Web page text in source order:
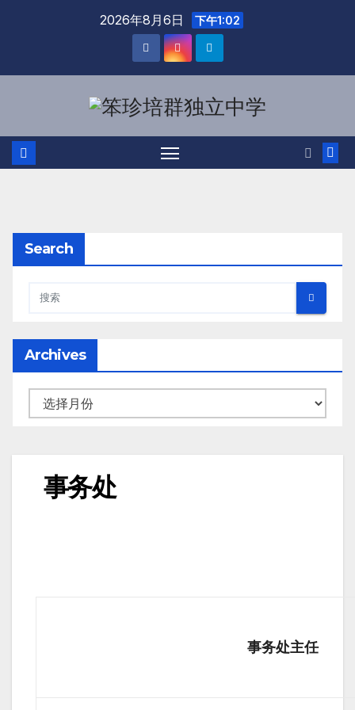
2026年8月6日 下午1:02
Search
Archives
事务处
事务处主任